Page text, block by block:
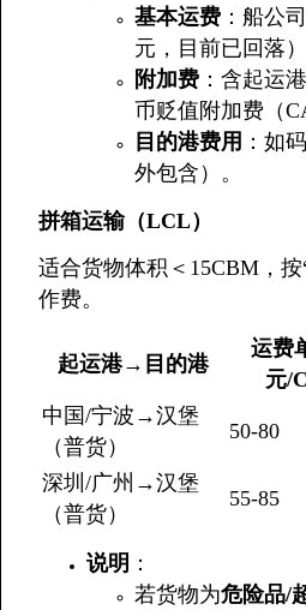
基本运费 ：船公
元，目前已回落）
附加费 ：含起运
币贬值附加费（
目的港费用 ：如
外包含）。
拼箱运输（LCL）
适合货物体积＜15CBM，
作费。
起运港→目的港
运费
元/
中国/宁波→汉堡
（普货）
50-80
深圳/广州→汉堡
（普货）
55-85
说明 ：
若货物为危险品/